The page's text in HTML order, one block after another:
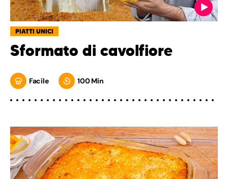
PIATTI UNICI
Sformato di cavolfiore
Facile 100 Min